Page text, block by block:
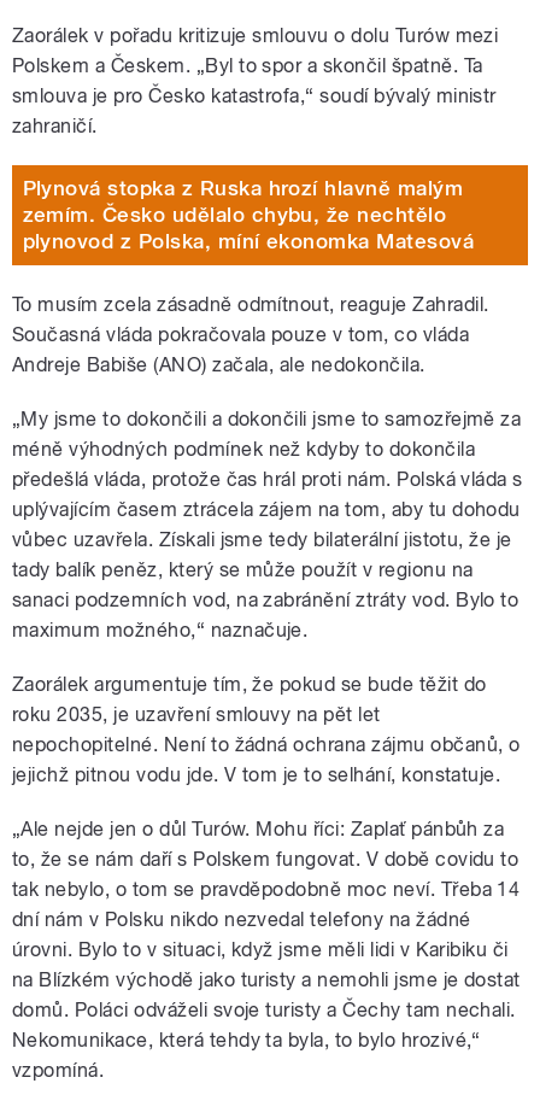
Zaorálek v pořadu kritizuje smlouvu o dolu Turów mezi
Polskem a Českem. „Byl to spor a skončil špatně. Ta
smlouva je pro Česko katastrofa,“ soudí bývalý ministr
zahraničí.
Plynová stopka z Ruska hrozí hlavně malým
zemím. Česko udělalo chybu, že nechtělo
plynovod z Polska, míní ekonomka Matesová
To musím zcela zásadně odmítnout, reaguje Zahradil.
Současná vláda pokračovala pouze v tom, co vláda
Andreje Babiše (ANO) začala, ale nedokončila.
„My jsme to dokončili a dokončili jsme to samozřejmě za
méně výhodných podmínek než kdyby to dokončila
předešlá vláda, protože čas hrál proti nám. Polská vláda s
uplývajícím časem ztrácela zájem na tom, aby tu dohodu
vůbec uzavřela. Získali jsme tedy bilaterální jistotu, že je
tady balík peněz, který se může použít v regionu na
sanaci podzemních vod, na zabránění ztráty vod. Bylo to
maximum možného,“ naznačuje.
Zaorálek argumentuje tím, že pokud se bude těžit do
roku 2035, je uzavření smlouvy na pět let
nepochopitelné. Není to žádná ochrana zájmu občanů, o
jejichž pitnou vodu jde. V tom je to selhání, konstatuje.
„Ale nejde jen o důl Turów. Mohu říci: Zaplať pánbůh za
to, že se nám daří s Polskem fungovat. V době covidu to
tak nebylo, o tom se pravděpodobně moc neví. Třeba 14
dní nám v Polsku nikdo nezvedal telefony na žádné
úrovni. Bylo to v situaci, když jsme měli lidi v Karibiku či
na Blízkém východě jako turisty a nemohli jsme je dostat
domů. Poláci odváželi svoje turisty a Čechy tam nechali.
Nekomunikace, která tehdy ta byla, to bylo hrozivé,“
vzpomíná.